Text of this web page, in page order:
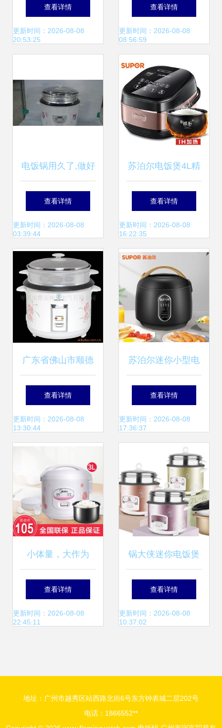
查看详情
更新时间：2026-08-08
20:53:25
饭煲的回归与突破
查看详情
更新时间：2026-08-08
08:56:59
电饭锅用久了,做好
这几步,还能清扫干
净
查看详情
更新时间：2026-08-08
03:39:44
苏泊尔电饭煲4L精
铁球釜内胆IH电磁
加热电饭锅 厨房中
的全能选手
查看详情
更新时间：2026-08-08
16:22:35
广东省佛山市顺德
区顺派电器电饭煲
与电饭锅产品系列
查看详情
更新时间：2026-08-08
13:30:44
苏泊尔迷你小型电
饭煲 一人食的精致
与便捷
查看详情
更新时间：2026-08-08
17:36:37
小体量，大作为
——正品红三角
1.2L/1.6升迷你电
查看详情
更新时间：2026-08-08
22:45:11
锅大侠迷你电饭煲
小身材满足大需
求，宿舍食堂新神
查看详情
更新时间：2026-08-08
10:37:02
地址：广州市越秀区站西路北街6号东方钟表城二层202号
电话：1866552**